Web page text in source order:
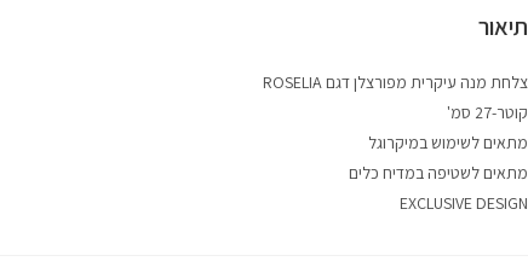
תיאור
צלחת מנה עיקרית מפורצלן דגם ROSELIA
קוטר-27 סמ'
מתאים לשימוש במיקרוגל
מתאים לשטיפה במדיח כלים
EXCLUSIVE DESIGN